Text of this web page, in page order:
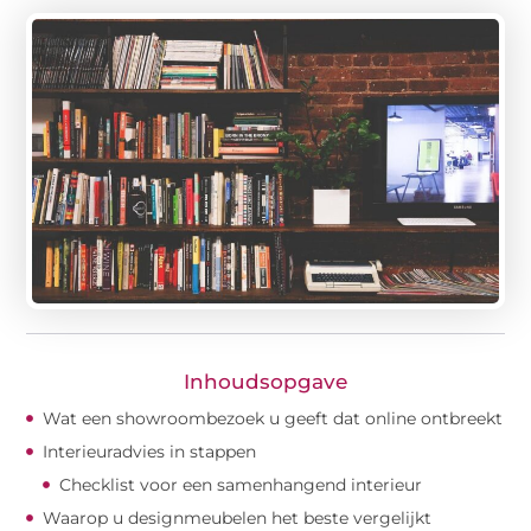
Inhoudsopgave
Wat een showroombezoek u geeft dat online ontbreekt
Interieuradvies in stappen
Checklist voor een samenhangend interieur
Waarop u designmeubelen het beste vergelijkt